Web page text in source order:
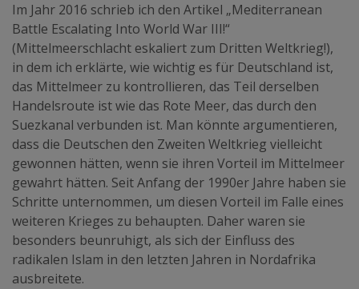
Im Jahr 2016 schrieb ich den Artikel „Mediterranean
Battle Escalating Into World War III!“
(Mittelmeerschlacht eskaliert zum Dritten Weltkrieg!),
in dem ich erklärte, wie wichtig es für Deutschland ist,
das Mittelmeer zu kontrollieren, das Teil derselben
Handelsroute ist wie das Rote Meer, das durch den
Suezkanal verbunden ist. Man könnte argumentieren,
dass die Deutschen den Zweiten Weltkrieg vielleicht
gewonnen hätten, wenn sie ihren Vorteil im Mittelmeer
gewahrt hätten. Seit Anfang der 1990er Jahre haben sie
Schritte unternommen, um diesen Vorteil im Falle eines
weiteren Krieges zu behaupten. Daher waren sie
besonders beunruhigt, als sich der Einfluss des
radikalen Islam in den letzten Jahren in Nordafrika
ausbreitete.